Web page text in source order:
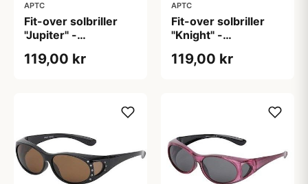
APTC
Fit-over solbriller
"Jupiter" -
H:4cm)
119,00 kr
APTC
Fit-over solbriller
"Knight" -
(B:13,8cm H:4,2cm)
119,00 kr